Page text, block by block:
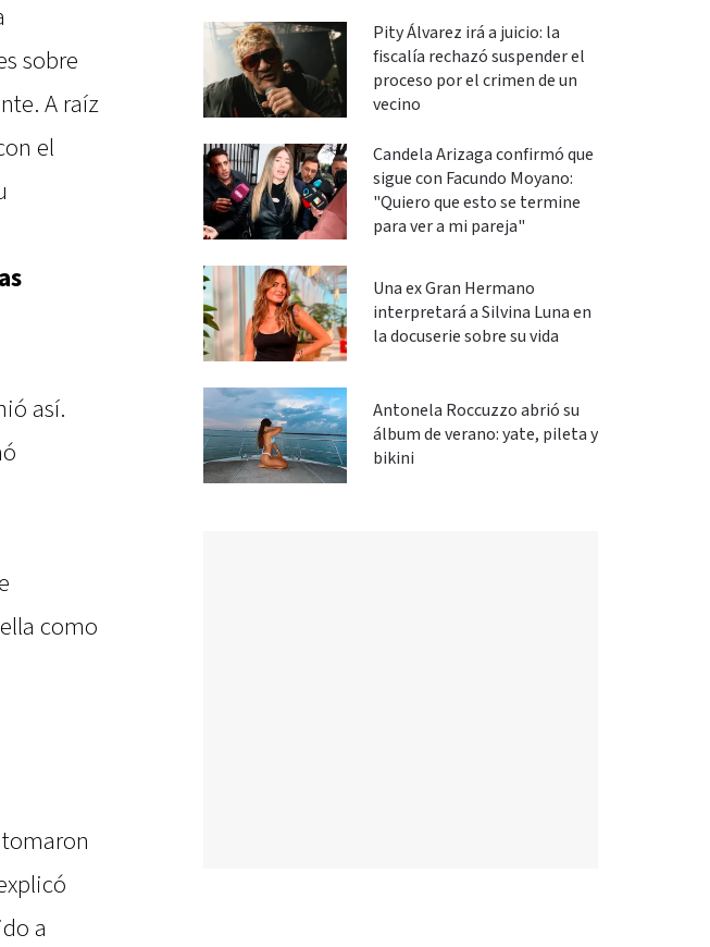
sobre
A raíz
el
así.
como
a
Pity Álvarez irá a juicio: la
fiscalía rechazó suspender el
proceso por el crimen de un
vecino
Candela Arizaga confirmó que
sigue con Facundo Moyano:
"Quiero que esto se termine
para ver a mi pareja"
Una ex Gran Hermano
interpretará a Silvina Luna en
la docuserie sobre su vida
Antonela Roccuzzo abrió su
álbum de verano: yate, pileta y
bikini